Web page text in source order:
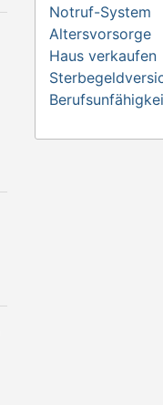
Notruf-System
Altersvorsorge
Haus verkaufen